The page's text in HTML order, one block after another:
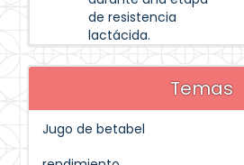
de resistencia
lactácida.
Temas
Jugo de betabel